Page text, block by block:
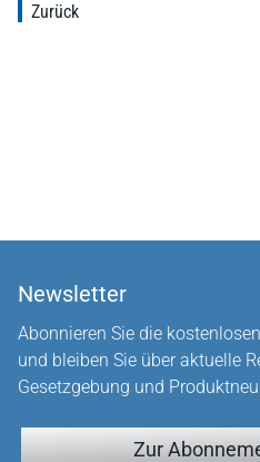
Zurück
Newsletter
Abonnieren Sie die
und bleiben Sie über aktuelle
Gesetzgebung und
Zur